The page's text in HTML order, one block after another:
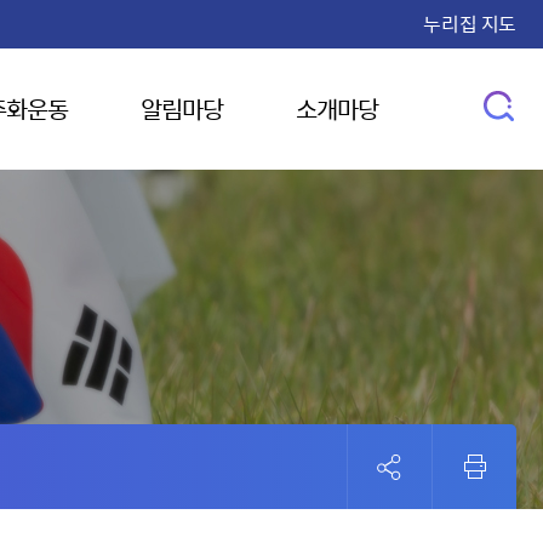
누리집 지도
운동 알림마당 소개마당